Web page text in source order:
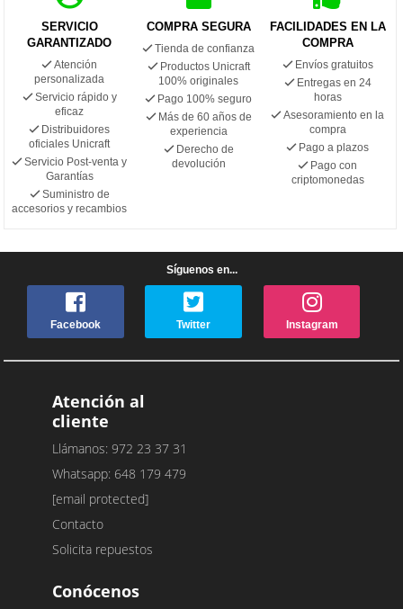
SERVICIO
GARANTIZADO
Atención
personalizada
Servicio rápido y
eficaz
Distribuidores
oficiales Unicraft
Servicio Post-venta y
Garantías
Suministro de
accesorios y recambios
COMPRA SEGURA
Tienda de confianza
Productos Unicraft
100% originales
Pago 100% seguro
Más de 60 años de
experiencia
Derecho de
devolución
FACILIDADES EN LA
COMPRA
Envíos gratuitos
Entregas en 24
horas
Asesoramiento en la
compra
Pago a plazos
Pago con
criptomonedas
Síguenos en...
Facebook Twitter Instagram
Atención al
cliente
Llámanos: 972 23 37 31
Whatsapp: 648 179 479
[email protected]
Contacto
Solicita repuestos
Conócenos